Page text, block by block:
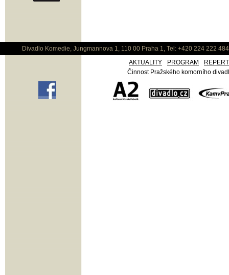
Divadlo Komedie, Jungmannova 1, 110 00 Praha 1, Tel: +420 224 222
AKTUALITY
PROGRAM
Činnost Pražského komorního